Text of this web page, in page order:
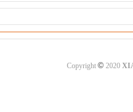
Copyright ©2020